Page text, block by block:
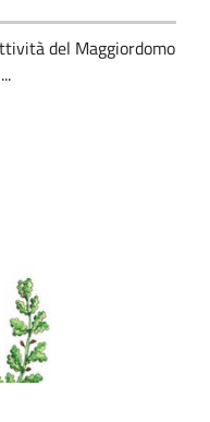
del Maggiordomo